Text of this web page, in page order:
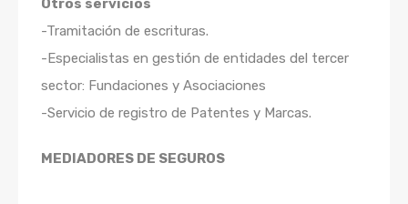
Otros servicios
-Tramitación de escrituras.
-Especialistas en gestión de entidades del tercer
sector: Fundaciones y Asociaciones
-Servicio de registro de Patentes y Marcas.
MEDIADORES DE SEGUROS